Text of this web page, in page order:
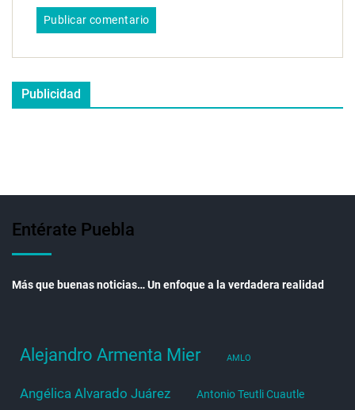
Publicidad
Entérate Puebla
Más que buenas noticias… Un enfoque a la verdadera realidad
Alejandro Armenta Mier AMLO
Angélica Alvarado Juárez Antonio Teutli Cuautle